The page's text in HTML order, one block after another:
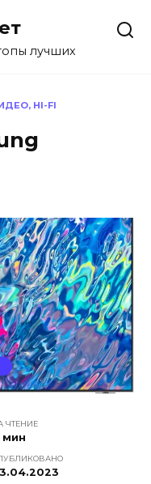
лучших
HI-FI
ЧТЕНИЕ
мин